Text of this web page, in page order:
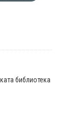
библиотека